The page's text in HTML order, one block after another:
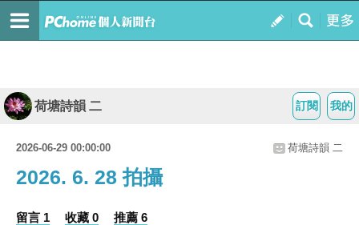
我的
訂閱
荷塘詩韻 二
2026-06-29 00:00:00 荷塘詩韻 二
2026. 6. 28 拍攝
留言 1 收藏 0 推薦 6